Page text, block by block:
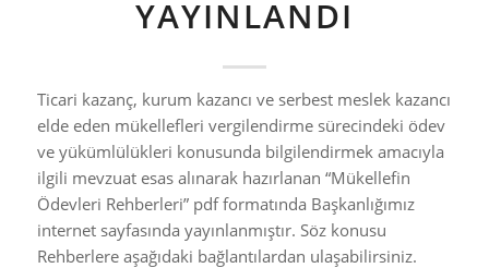
YAYINLANDI
Ticari kazanç, kurum kazancı ve serbest meslek kazancı
elde eden mükellefleri vergilendirme sürecindeki ödev
ve yükümlülükleri konusunda bilgilendirmek amacıyla
ilgili mevzuat esas alınarak hazırlanan “Mükellefin
Ödevleri Rehberleri” pdf formatında Başkanlığımız
internet sayfasında yayınlanmıştır. Söz konusu
Rehberlere aşağıdaki bağlantılardan ulaşabilirsiniz.